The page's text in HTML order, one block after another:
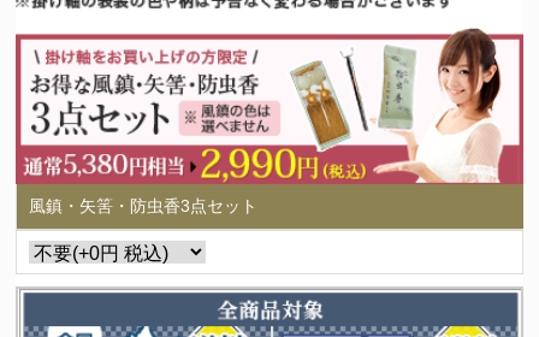
風鎮・矢筈・防虫香3点セット